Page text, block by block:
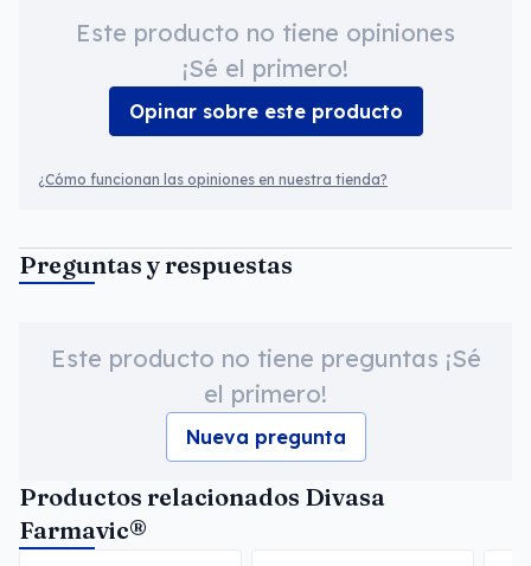
Este producto no tiene opiniones
¡Sé el primero!
Opinar sobre este producto
¿Cómo funcionan las opiniones en nuestra tienda?
Preguntas y respuestas
Este producto no tiene preguntas ¡Sé
el primero!
Nueva pregunta
Productos relacionados Divasa
Farmavic®